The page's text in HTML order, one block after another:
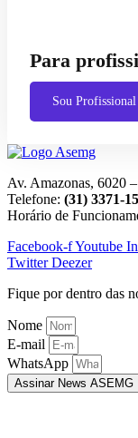
Para
Sou
Av. Amazonas, 6020
Telefone: (31) 3371-
Horário de
Facebook-fYoutube
Twitter Deezer
Fique por dentro das
Nome
E-mail
WhatsApp
Assinar News ASEMG